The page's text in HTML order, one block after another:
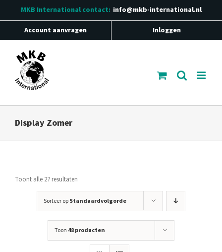
inhoud
MKB Internationalcontact: info@mkb-international.nl
Account aanvragen Inloggen
Display Zomer
Toont alle 27 resultaten
Sorteer opStandaardvolgorde
Toon 48 producten